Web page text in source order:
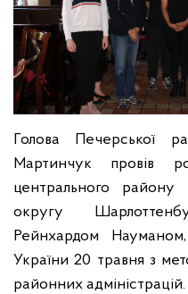
Голова Печерської
Мартинчук провів
центрального
округу
Рейнхардом
України 20 травня з
районних адміністрацій.